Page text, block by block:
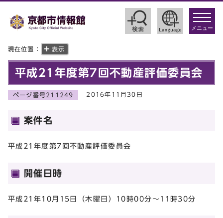
toggle
メニュー
現在位置： 表示
平成21年度第7回不動産評価委員会
ページ番号211249 2016年11月30日
案件名
平成21年度第7回不動産評価委員会
開催日時
平成21年10月15日（木曜日）10時00分～11時30分